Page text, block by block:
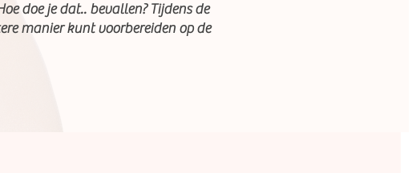
doe je dat.. bevallen? Tijdens de
manier kunt voorbereiden op de